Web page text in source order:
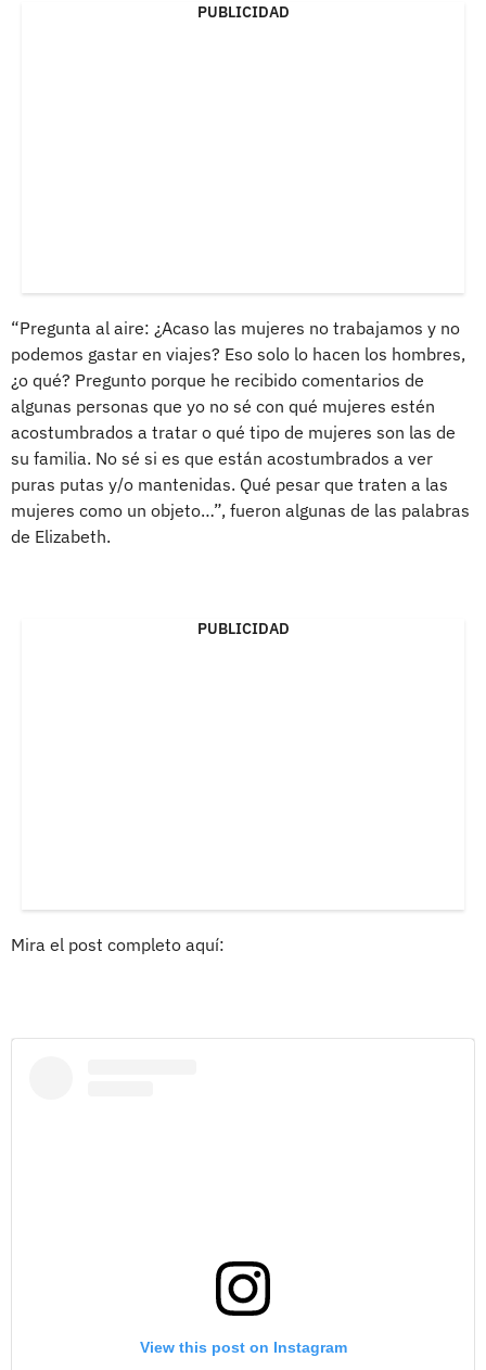
PUBLICIDAD
“Pregunta al aire: ¿Acaso las mujeres no trabajamos y no
podemos gastar en viajes? Eso solo lo hacen los hombres,
¿o qué? Pregunto porque he recibido comentarios de
algunas personas que yo no sé con qué mujeres estén
acostumbrados a tratar o qué tipo de mujeres son las de
su familia. No sé si es que están acostumbrados a ver
puras putas y/o mantenidas. Qué pesar que traten a las
mujeres como un objeto…”, fueron algunas de las palabras
de Elizabeth.
PUBLICIDAD
Mira el post completo aquí:
View this post on Instagram